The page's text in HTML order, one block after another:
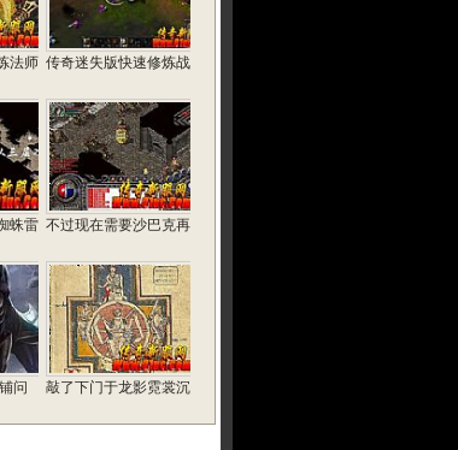
法师 传奇迷失版快速修炼战
蛛雷 不过现在需要沙巴克再
问 敲了下门于龙影霓裳沉